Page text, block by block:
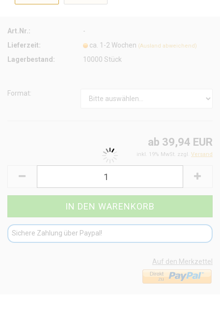
Art.Nr.:
-
Lieferzeit:
ca. 1-2 Wochen (Ausland abweichend)
Lagerbestand: 10000Stück
Format:
ab 39,94 EUR
inkl. 19% MwSt. zzgl. Versand
Sichere Zahlung über Paypal!
Auf den Merkzettel